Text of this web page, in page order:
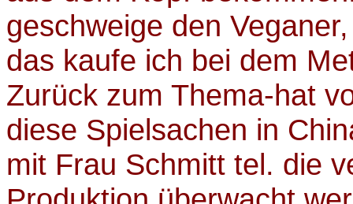
geschweige den
das kaufe ich bei dem
Zurück zum Thema-hat
diese Spielsachen in
mit Frau Schmitt tel. die